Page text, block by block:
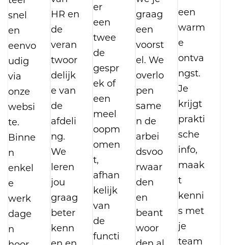
Je deelt onze VIP-visie op zorg.
Wat bieden wij
Een voltijds contract van
onbepaalde duur (zelfstandig
statuut) in associatief verband na
een proefperiode van één jaar.
Interesse
Stuur je motivatiebrief en cv naar
hoofdarts dr. Griet Vander Velpen
(griet.vandervelpen@rztienen.be)
en diensthoofd Radiologie dr. Rik
Verhille (rik.verhille@rztienen.be).
snel
en
eenvo
udig
via
onze
websi
te.
Binne
n
enkel
e
werk
dage
n
HR en
de
veran
twoor
delijk
e van
de
afdeli
ng.
We
leren
jou
graag
beter
kenn
er
een
twee
de
gespr
ek of
een
meel
oopm
omen
t,
afhan
kelijk
van
de
functi
graag
een
voorst
el. We
overlo
pen
same
n de
arbei
dsvoo
rwaar
den
en
beant
woor
een
warm
e
ontva
ngst.
Je
krijgt
prakti
sche
info,
maak
t
kenni
s met
je
team